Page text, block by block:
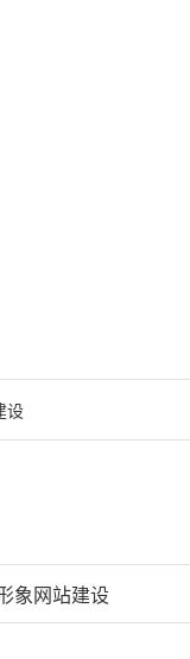
设
象网站建设